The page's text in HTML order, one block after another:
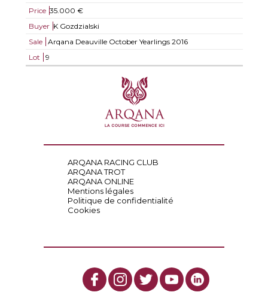
Price 35.000 €
Buyer K Gozdzialski
Sale
Arqana Deauville October Yearlings 2016
Lot
9
ARQANA RACING CLUB
ARQANA TROT
ARQANA ONLINE
Mentions légales
Politique de confidentialité
Cookies